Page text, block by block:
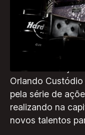
histórias num
começa a
da série
dia 1º pelo
O contato do
Orlando
pela série de
realizando na
novos talentos